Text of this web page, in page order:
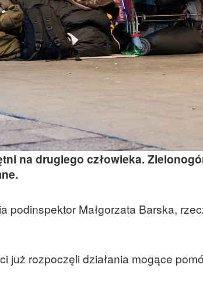
na drugiego człowieka.
podinspektor Małgorzata Barska,
już rozpoczęli działania mogące